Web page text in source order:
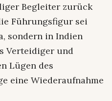
Begleiter zurück
Führungsfigur sei
sondern in Indien
Verteidiger und
Lügen des
eine Wiederaufnahme